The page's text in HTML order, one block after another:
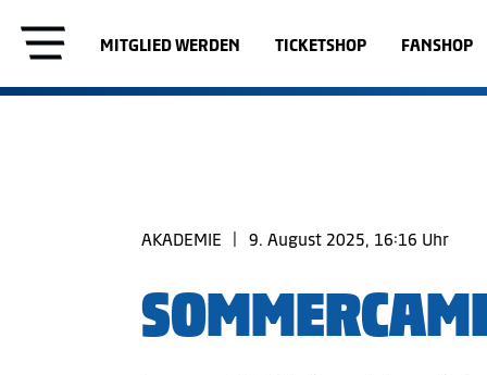
MITGLIED WERDEN TICKETSHOP FANSHOP
AKADEMIE 9. August 2025, 16:16 Uhr